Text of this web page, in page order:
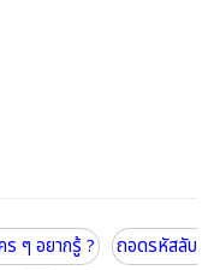
ๆ อยากรู้ ?
ถอดรหัสลับ